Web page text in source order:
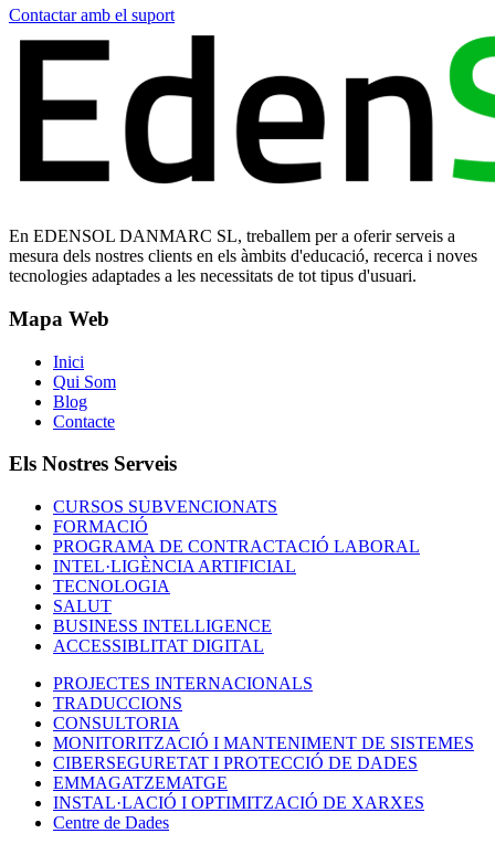
Contactar amb el suport
En EDENSOL DANMARC SL, treballem per a oferir serveis a
mesura dels nostres clients en els àmbits d'educació, recerca i noves
tecnologies adaptades a les necessitats de tot tipus d'usuari.
Mapa Web
Inici
Qui Som
Blog
Contacte
Els Nostres Serveis
CURSOS SUBVENCIONATS
FORMACIÓ
PROGRAMA DE CONTRACTACIÓ LABORAL
INTEL·LIGÈNCIA ARTIFICIAL
TECNOLOGIA
SALUT
BUSINESS INTELLIGENCE
ACCESSIBLITAT DIGITAL
PROJECTES INTERNACIONALS
TRADUCCIONS
CONSULTORIA
MONITORITZACIÓ I MANTENIMENT DE SISTEMES
CIBERSEGURETAT I PROTECCIÓ DE DADES
EMMAGATZEMATGE
INSTAL·LACIÓ I OPTIMITZACIÓ DE XARXES
Centre de Dades